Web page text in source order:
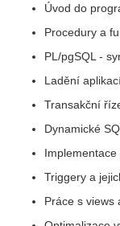
Úvod do
Procedury a
PL/pgSQL -
Ladění
Transakční
Dynamické
Triggery a
Práce s views